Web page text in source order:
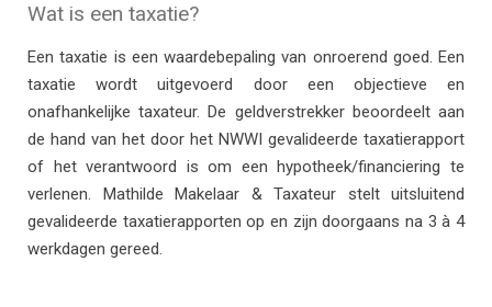
Wat is een taxatie?
Een taxatie is een waardebepaling van onroerend goed. Een
taxatie wordt uitgevoerd door een objectieve en
onafhankelijke taxateur. De geldverstrekker beoordeelt aan
de hand van het door het NWWI gevalideerde taxatierapport
of het verantwoord is om een hypotheek/financiering te
verlenen. Mathilde Makelaar & Taxateur stelt uitsluitend
gevalideerde taxatierapporten op en zijn doorgaans na 3 à 4
werkdagen gereed.